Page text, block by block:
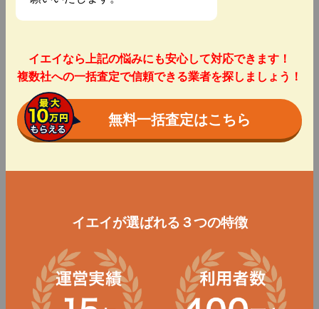
イエイなら上記の悩みにも安心して対応できます！
複数社への一括査定で信頼できる業者を探しましょう！
無料一括査定はこちら
イエイが選ばれる３つの特徴